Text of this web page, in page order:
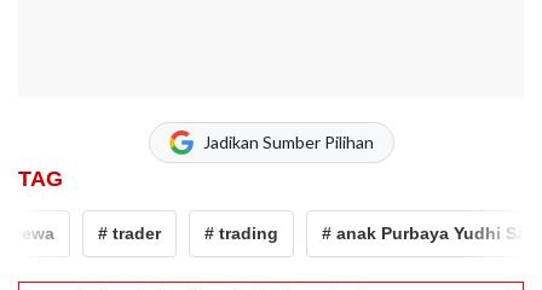
Jadikan Sumber Pilihan
TAG
# trader # trading # anak Purbaya Yudhi Sadewa